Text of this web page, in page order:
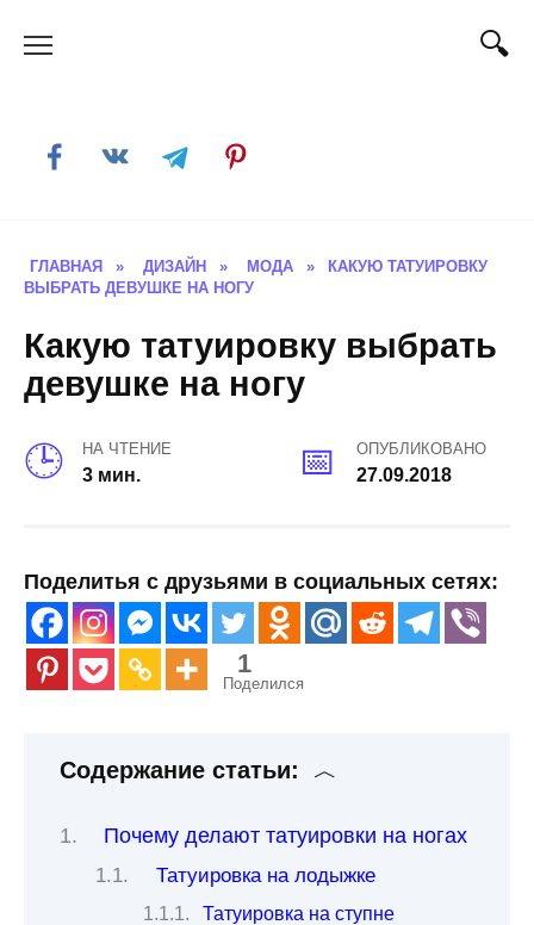
ГЛАВНАЯ » ДИЗАЙН » МОДА »
КАКУЮ ТАТУИРОВКУ
ВЫБРАТЬ ДЕВУШКЕ НА НОГУ
Какую татуировку выбрать
девушке на ногу
НА ЧТЕНИЕ
3 мин.
ОПУБЛИКОВАНО
27.09.2018
Поделитья с друзьями в социальных сетях:
1
Поделился
Содержание статьи:
Почему делают татуировки на ногах
Татуировка на лодыжке
Татуировка на ступне